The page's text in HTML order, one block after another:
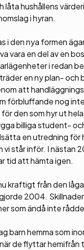
låta hushållens
i hyran.
i den nya formen
vara en del av en
i redan
en ny plan-
att
förbluffande nog
den som hyr ut
billiga student-
en utredning för
vi står inför. I nästan
tid att hämta igen.
kraftigt från den
2004.
som ändå inte
barn hemma som
de flyttar hemifrån